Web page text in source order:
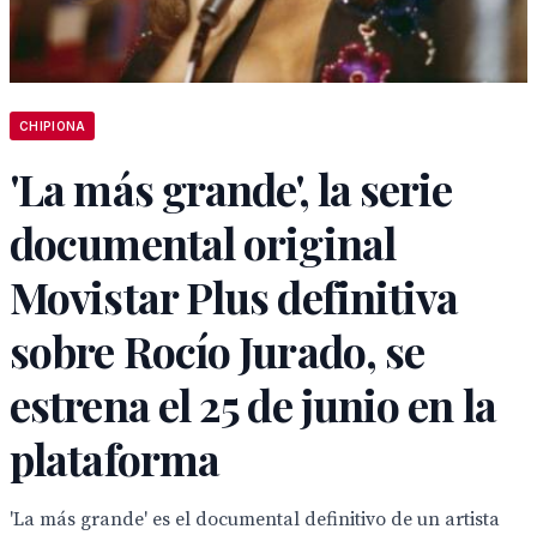
CHIPIONA
'La más grande', la serie
documental original
Movistar Plus definitiva
sobre Rocío Jurado, se
estrena el 25 de junio en la
plataforma
'La más grande' es el documental definitivo de un artista